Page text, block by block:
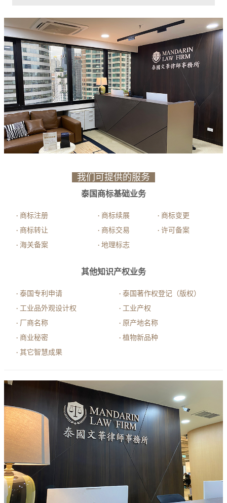
我们可提供的服务
泰国商标基础业务
· 商标注册 · 商标续展 · 商标变更
· 商标转让 · 商标交易 · 许可备案
· 海关备案 · 地理标志
其他知识产权业务
· 泰国专利申请 · 泰国著作权登记（版权）
· 工业品外观设计权 · 工业产权
· 厂商名称 · 原产地名称
· 商业秘密 · 植物新品种
· 其它智慧成果